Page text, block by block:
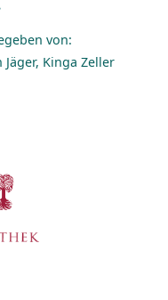
von:
Kinga Zeller